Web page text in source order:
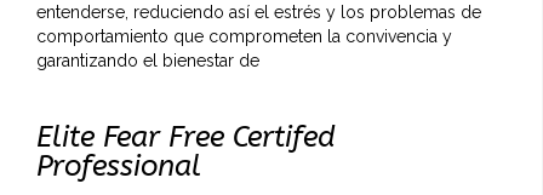
entenderse, reduciendo así el estrés y los problemas de
comportamiento que comprometen la convivencia y
garantizando el bienestar de
Elite Fear Free Certifed
Professional